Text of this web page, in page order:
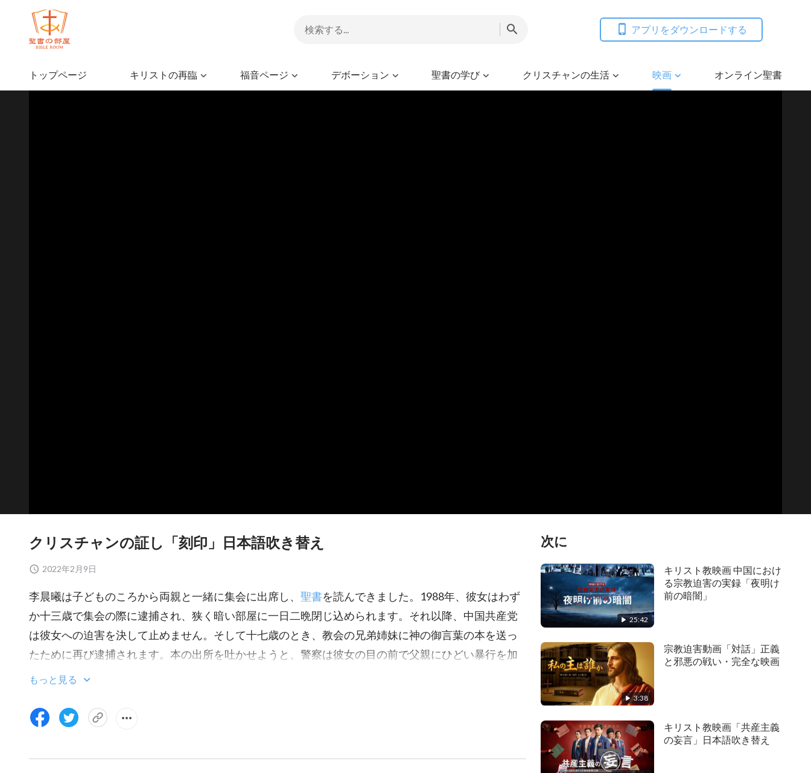
アプリをダウンロードする
トップページ キリストの再臨 福音ページ デボーション 聖書の学び クリスチャンの生活 映画 オンライン聖書
クリスチャンの証し「刻印」日本語吹き替え
2022年2月9日
李晨曦は子どものころから両親と一緒に集会に出席し、 聖書を読んできました。1988年、彼女はわず
か十三歳で集会の際に逮捕され、狭く暗い部屋に一日二晩閉じ込められます。それ以降、中国共産党
は彼女への迫害を決して止めません。そして十七歳のとき、教会の兄弟姉妹に神の御言葉の本を送っ
たために再び逮捕されます。本の出所を吐かせようと、警察は彼女の目の前で父親にひどい暴行を加
えた上、彼女に「政治犯」と書かれたボードをぶら下げて通りを歩かせます。1996年、警察はまたも
よる嫌がらせと脅しを頻繁に受けた彼女の家族はみな、絶え間ない恐怖の中で暮らすことになりま
す。母親は長期にわたるストレスと不安に耐えられず精神耗弱に陥り、以前から健康問題に苦しんで
もっと見る
次に
25:42
キリスト教映画 中国におけ
る宗教迫害の実録「夜明け
前の暗闇」
3:38
宗教迫害動画「対話」正義
と邪悪の戦い・完全な映画
キリスト教映画「共産主義
の妄言」日本語吹き替え